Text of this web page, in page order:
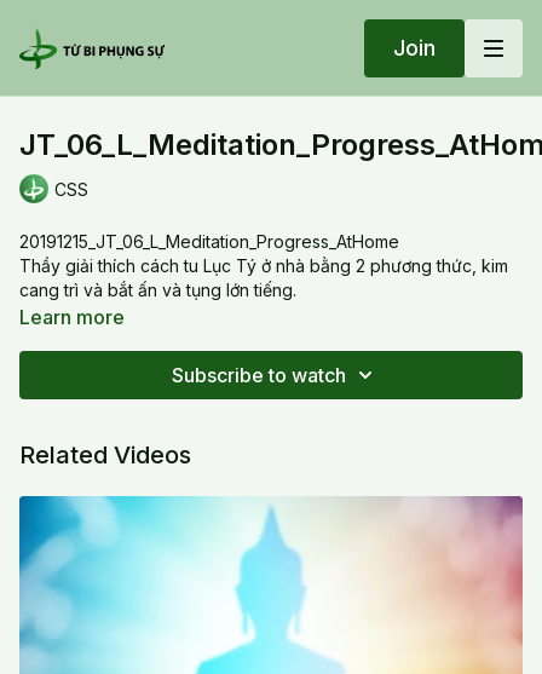
Join
CSS
20191215_JT_06_L_Meditation_Progress_AtHome
Thầy giải thích cách tu Lục Tý ở nhà bằng 2 phương thức, kim
cang trì và bắt ấn và tụng lớn tiếng.
Learn more
Subscribe to watch
Related Videos